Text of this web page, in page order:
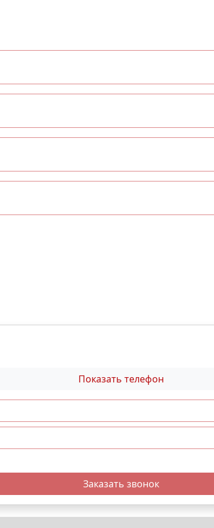
Показать телефон
Заказать звонок